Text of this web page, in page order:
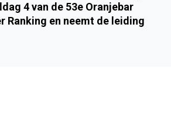
4 van de 53e Oranjebar
Ranking en neemt de leiding